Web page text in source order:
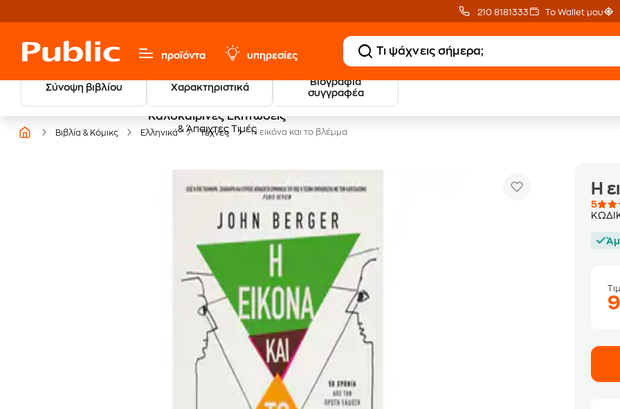
210 8181333 Το Wallet μου
προϊόντα υπηρεσίες
Σύνοψη βιβλίου Χαρακτηριστικά
Βιογραφία
συγγραφέα
Καλοκαιρινές Εκπτώσεις
& Άπαιχτες Τιμές
20 € Public επιστροφή
με Snappi
Βιβλία & Κόμικς Ελληνικά Τέχνες Η εικόνα και το βλέμμα
Η
5